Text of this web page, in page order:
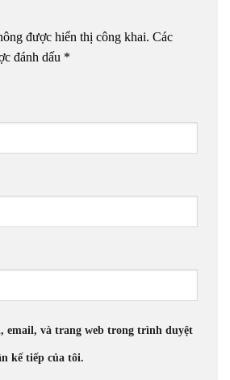
được hiển thị công khai. Các
đánh dấu *
email, và trang web trong trình duyệt
kế tiếp của tôi.